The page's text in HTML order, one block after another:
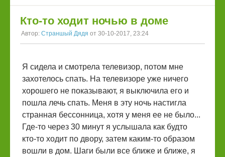
Кто-то ходит ночью в доме
Автор: Страншый Дядя от 30-10-2017, 23:24
Я сидела и смотрела телевизор, потом мне
захотелось спать. На телевизоре уже ничего
хорошего не показывают, я выключила его и
пошла лечь спать. Меня в эту ночь настигла
странная бессонница, хотя у меня ее не было...
Где-то через 30 минут я услышала как будто
кто-то ходит по двору, затем каким-то образом
вошли в дом. Шаги были все ближе и ближе, я